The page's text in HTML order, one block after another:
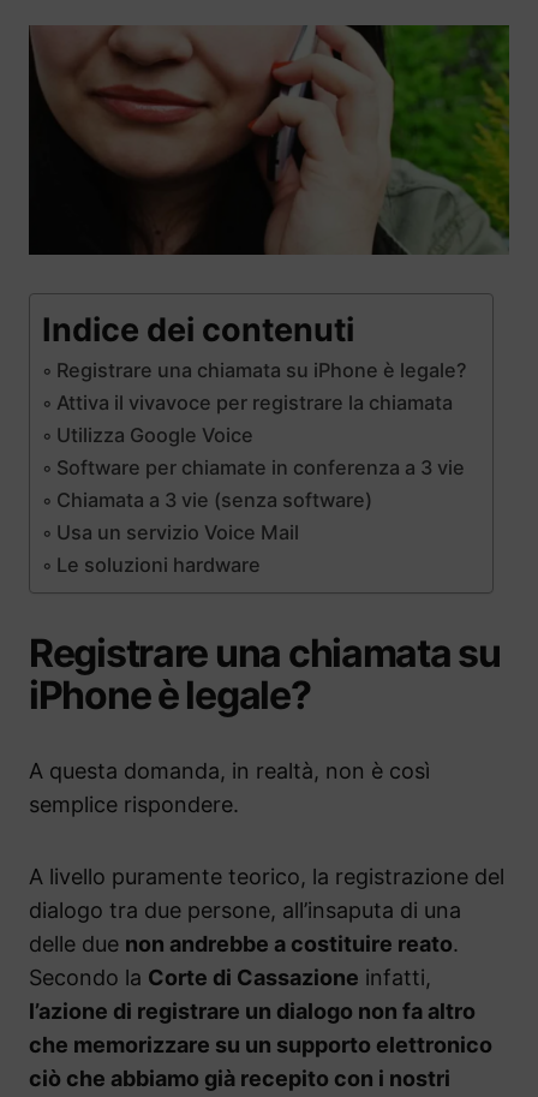
Indice dei contenuti
Registrare una chiamata su iPhone è legale?
Attiva il vivavoce per registrare la chiamata
Utilizza Google Voice
Software per chiamate in conferenza a 3 vie
Chiamata a 3 vie (senza software)
Usa un servizio Voice Mail
Le soluzioni hardware
Registrare una chiamata su
iPhone è legale?
A questa domanda, in realtà, non è così
semplice rispondere.
A livello puramente teorico, la registrazione del
dialogo tra due persone, all’insaputa di una
delle due non andrebbe a costituire reato.
Secondo la Corte di Cassazione infatti,
l’azione di registrare un dialogo non fa altro
che memorizzare su un supporto elettronico
ciò che abbiamo già recepito con i nostri